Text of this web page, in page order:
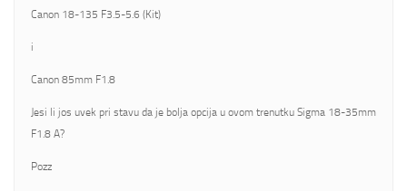
Canon 18-135 F3.5-5.6 (Kit)
i
Canon 85mm F1.8
Jesi li jos uvek pri stavu da je bolja opcija u ovom trenutku Sigma 18-35mm
F1.8 A?
Pozz